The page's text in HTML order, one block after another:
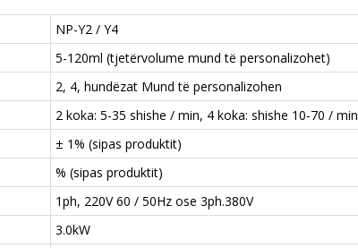
NP-Y2 / Y4
5-120ml (tjetërvolume mund të personalizohet)
2, 4, hundëzat Mund të personalizohen
2 koka: 5-35 shishe / min, 4 koka: shishe 10-70 / min
± 1% (sipas produktit)
% (sipas produktit)
1ph, 220V 60 / 50Hz ose 3ph.380V
3.0kW